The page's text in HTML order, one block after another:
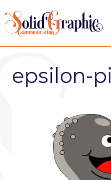
epsilon-